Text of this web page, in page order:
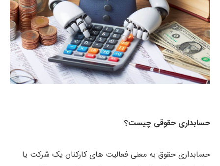
حسابداری حقوقی چیست؟
حسابداری حقوق به معنی فعالیت های کارکنان یک شرکت یا